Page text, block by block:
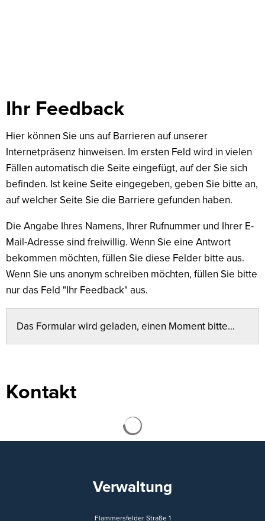
Feedback
Ihr Feedback
Hier können Sie uns auf Barrieren auf unserer
Internetpräsenz hinweisen. Im ersten Feld wird in vielen
Fällen automatisch die Seite eingefügt, auf der Sie sich
befinden. Ist keine Seite eingegeben, geben Sie bitte an,
auf welcher Seite Sie die Barriere gefunden haben.
Die Angabe Ihres Namens, Ihrer Rufnummer und Ihrer E-
Mail-Adresse sind freiwillig. Wenn Sie eine Antwort
bekommen möchten, füllen Sie diese Felder bitte aus.
Wenn Sie uns anonym schreiben möchten, füllen Sie bitte
nur das Feld "Ihr Feedback" aus.
Das Formular wird geladen, einen Moment bitte…
Kontakt
Verwaltung
Flammersfelder Straße 1